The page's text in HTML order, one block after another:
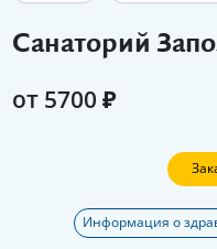
Санаторий
от 5700 ₽
Информация о